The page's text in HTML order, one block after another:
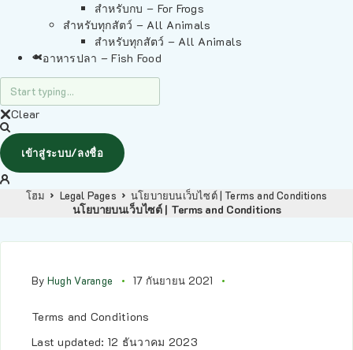
สำหรับกบ – For Frogs
สำหรับทุกสัตว์ – All Animals
สำหรับทุกสัตว์ – All Animals
อาหารปลา – Fish Food
Clear
เข้าสู่ระบบ/ลงชื่อ
โฮม Legal Pages นโยบายบนเว็บไซต์ | Terms and Conditions
นโยบายบนเว็บไซต์ | Terms and Conditions
By Hugh Varange 17 กันยายน 2021
Terms and Conditions
Last updated: 12 ธันวาคม 2023